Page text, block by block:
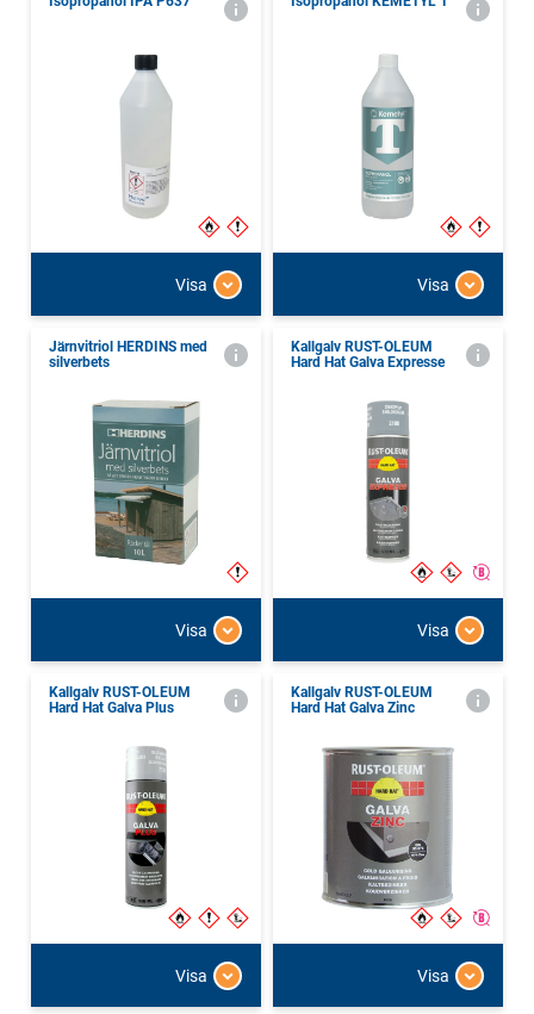
Visa Visa
Järnvitriol HERDINS med
silverbets
Visa
Kallgalv RUST-OLEUM
Hard Hat Galva Expresse
Visa
Kallgalv RUST-OLEUM
Hard Hat Galva Plus
Visa
Kallgalv RUST-OLEUM
Hard Hat Galva Zinc
Visa